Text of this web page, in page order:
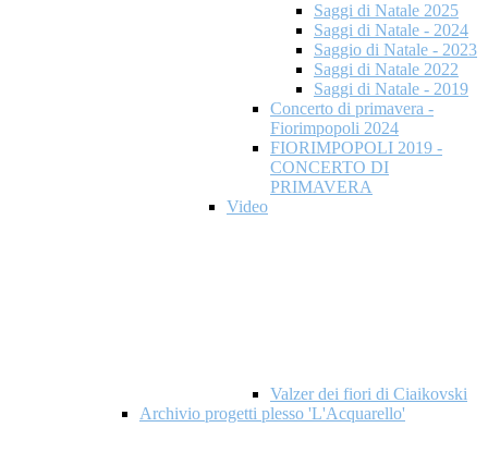
Saggi di Natale 2025
Saggi di Natale - 2024
Saggio di Natale - 2023
Saggi di Natale 2022
Saggi di Natale - 2019
Concerto di primavera -
Fiorimpopoli 2024
FIORIMPOPOLI 2019 -
CONCERTO DI
PRIMAVERA
Video
Valzer dei fiori di Ciaikovski
Archivio progetti plesso 'L'Acquarello'